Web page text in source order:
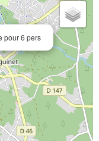
pour 6 pers